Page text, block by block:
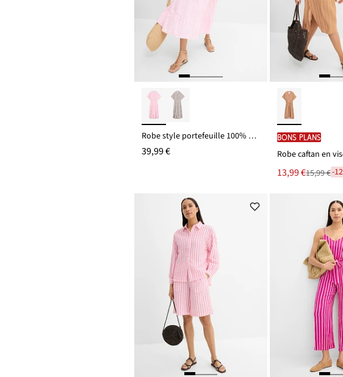
Robe style portefeuille 100% coton
39,99 €
BONS PLANS
Robe caftan en
Le
nouveau
13,99 €
Remise15,99 €-